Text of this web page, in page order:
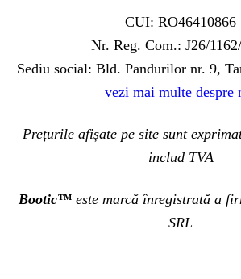
CUI: RO46410866
Nr. Reg. Com.: J26/
Sediu social: Bld. Pandurilor nr. 9,
vezi mai multe despre
Prețurile afișate pe site sunt
includ TVA
Bootic™ este marcă înregistrată a
SRL